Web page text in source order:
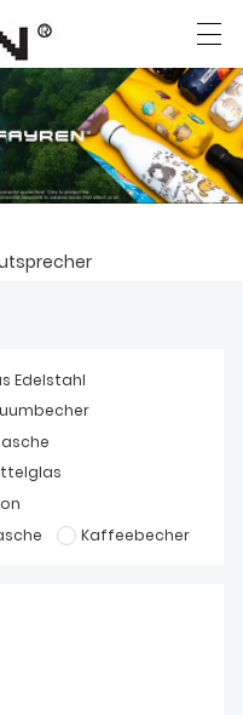
γλώσσα English
Edelstahl
Kaffeebecher